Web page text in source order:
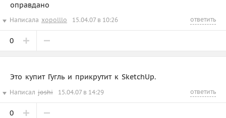
оправдано
Написала xopolllo 15.04.07 в 10:26 ответить
0
Это купит Гугль и прикрутит к SketchUp.
Написал joshi 15.04.07 в 14:29 ответить
0